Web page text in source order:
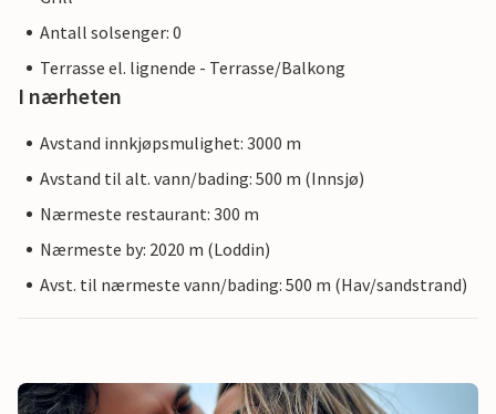
Antall solsenger: 0
Terrasse el. lignende - Terrasse/Balkong
I nærheten
Avstand innkjøpsmulighet: 3000 m
Avstand til alt. vann/bading: 500 m (Innsjø)
Nærmeste restaurant: 300 m
Nærmeste by: 2020 m (Loddin)
Avst. til nærmeste vann/bading: 500 m (Hav/sandstrand)